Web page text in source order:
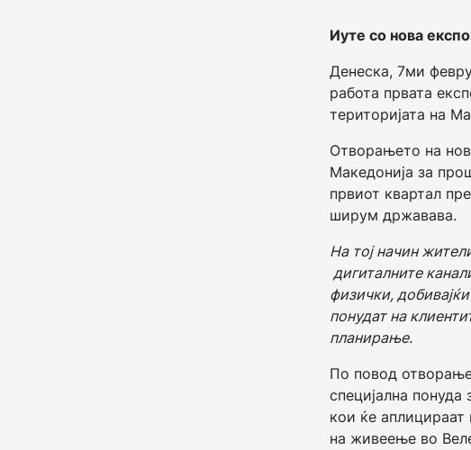
Иуте со нова
Денеска, 7ми
работа првата
територијата на
Отворањето на
Македонија за
првиот квартал
ширум државава.
На тој начин
дигиталните
физички,
понудат на
планирање.
По повод
специјална
кои ќе аплицираат
на живеење во